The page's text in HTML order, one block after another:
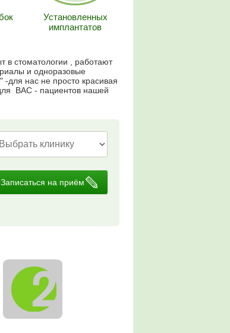
Установленных
имплантатов
в стоматологии , работают
и одноразовые
нас не просто красивая
ВАС - пациентов нашей
Записаться на приём